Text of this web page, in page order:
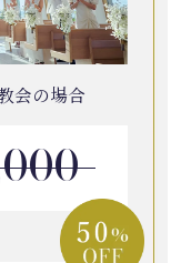
会の場合